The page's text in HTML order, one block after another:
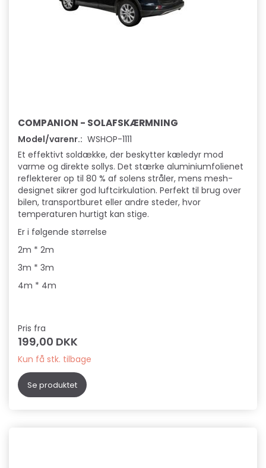
COMPANION - SOLAFSKÆRMNING
Model/varenr.: WSHOP-1111
Et effektivt soldække, der beskytter kæledyr mod
varme og direkte sollys. Det stærke aluminiumfolienet
reflekterer op til 80 % af solens stråler, mens mesh-
designet sikrer god luftcirkulation. Perfekt til brug over
bilen, transportburet eller andre steder, hvor
temperaturen hurtigt kan stige.
Er i følgende størrelse
2m * 2m
3m * 3m
4m * 4m
Pris fra
199,00 DKK
Kun få stk. tilbage
Se produktet